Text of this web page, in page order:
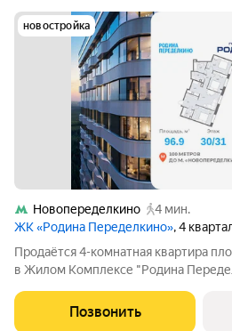
новостройка
Новопеределкино
4 мин.
ЖК «Родина Переделкино», 4
Продаётся 4-комнатная квартира
в Жилом Комплексе "Родина
квартал бизнес-класса на Западе
Ульяновским лесопарком,
Позвонить